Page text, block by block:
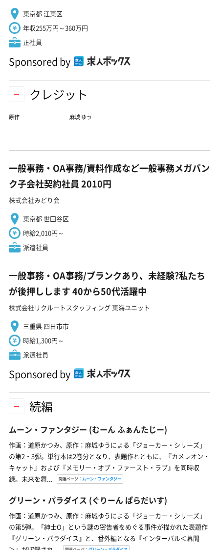
東京都 江東区
年収255万円～360万円
正社員
Sponsored by
クレジット
原作 麻城 ゆう
一般事務・OA事務/資料作成など一般事務メガバン
ク子会社契約社員 2010円
株式会社みどり会
東京都 世田谷区
時給2,010円～
派遣社員
一般事務・OA事務/ブランクあり、未経験?私たち
が後押しします 40から50代活躍中
株式会社リクルートスタッフィング 東海ユニット
三重県 四日市市
時給1,300円～
派遣社員
Sponsored by
続編
ムーン・ファンタジー (むーん ふぁんたじー)
作画：道原かつみ、原作：麻城ゆうによる「ジョーカー・シリーズ」
の第2・3弾。単行本は2巻分となり、表題作とともに、『カメレオン・
キャット』および『メモリー・オブ・ファースト・ラブ』を同時収
録。未来を舞...
関連ページ： ムーン・ファンタジー
グリーン・パラダイス (ぐりーん ぱらだいす)
作画：道原かつみ、原作：麻城ゆうによる「ジョーカー・シリーズ」
の第5弾。「紳士O」という謎の密告者をめぐる事件が描かれた表題作
『グリーン・パラダイス』と、番外編となる『インターバル＜幕間